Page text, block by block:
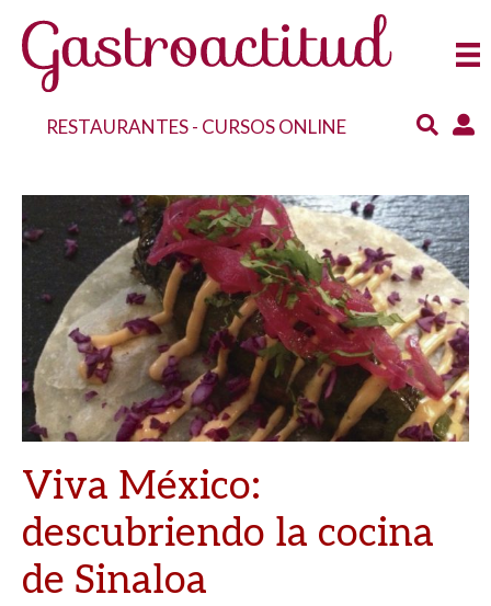
RESTAURANTES- CURSOS ONLINE
Viva México:
descubriendo la cocina
de Sinaloa